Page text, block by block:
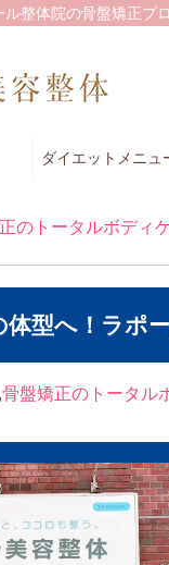
整体院の骨盤矯正
ダイエットメニュ
のトータルボディ
型へ！ラポ
,骨盤矯正のトータル